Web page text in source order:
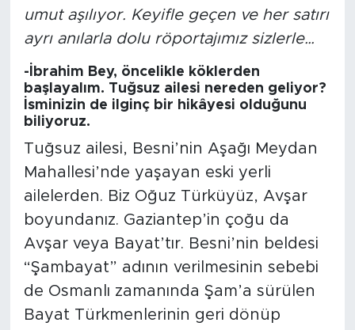
umut aşılıyor. Keyifle geçen ve her satırı
ayrı anılarla dolu röportajımız sizlerle…
-İbrahim Bey, öncelikle köklerden
başlayalım. Tuğsuz ailesi nereden geliyor?
İsminizin de ilginç bir hikâyesi olduğunu
biliyoruz.
Tuğsuz ailesi, Besni’nin Aşağı Meydan
Mahallesi’nde yaşayan eski yerli
ailelerden. Biz Oğuz Türküyüz, Avşar
boyundanız. Gaziantep’in çoğu da
Avşar veya Bayat’tır. Besni’nin beldesi
“Şambayat” adının verilmesinin sebebi
de Osmanlı zamanında Şam’a sürülen
Bayat Türkmenlerinin geri dönüp